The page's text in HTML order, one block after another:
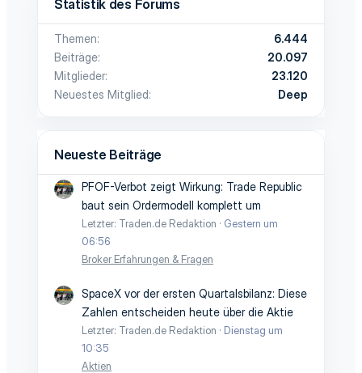
Statistik des Forums
Themen
6.444
Beiträge
20.097
Mitglieder
23.120
Neuestes Mitglied
Deep
Neueste Beiträge
PFOF-Verbot zeigt Wirkung: Trade Republic
baut sein Ordermodell komplett um
Letzter: Traden.de Redaktion
Gestern um
06:56
Broker Erfahrungen & Fragen
SpaceX vor der ersten Quartalsbilanz: Diese
Zahlen entscheiden heute über die Aktie
Letzter: Traden.de Redaktion
Dienstag um
10:35
Aktien